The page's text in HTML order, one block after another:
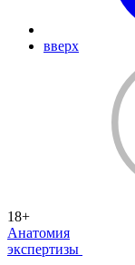
вверх
18+
Анатомия
экспертизы